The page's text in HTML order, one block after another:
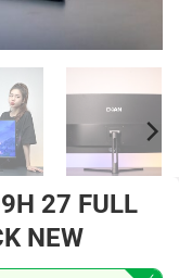
27 FULL
NEW